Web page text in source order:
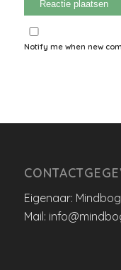
Notify me when new
Eigenaar:
Mail: